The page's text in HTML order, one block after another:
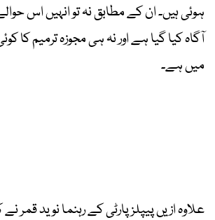
ہوئی ہیں۔ ان کے مطابق نہ تو انہیں اس
آگاہ کیا گیا ہے اور نہ ہی مجوزہ ترمیم کا
میں ہے۔
علاوہ ازیں پیپلز پارٹی کے رہنما نوید قمر